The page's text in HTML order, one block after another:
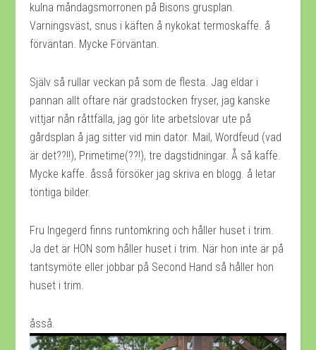
kulna måndagsmorronen på Bisons grusplan.
Varningsväst, snus i käften å nykokat termoskaffe. å
förväntan. Mycke Förväntan.
Själv så rullar veckan på som de flesta. Jag eldar i
pannan allt oftare när gradstocken fryser, jag kanske
vittjar nån råttfälla, jag gör lite arbetslovar ute på
gårdsplan å jag sitter vid min dator. Mail, Wordfeud (vad
är det??!!), Primetime(??!), tre dagstidningar. Å så kaffe.
Mycke kaffe. åsså försöker jag skriva en blogg. å letar
töntiga bilder.
Fru Ingegerd finns runtomkring och håller huset i trim.
Ja det är HON som håller huset i trim. När hon inte är på
tantsymöte eller jobbar på Second Hand så håller hon
huset i trim.
åsså.